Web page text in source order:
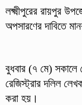
লক্ষ্মীপুরের রায়পুর
অপসারণের দাবিতে
বুধবার (৭ মে) সকালে
রেজিস্ট্রার দলিল
করা হয়।